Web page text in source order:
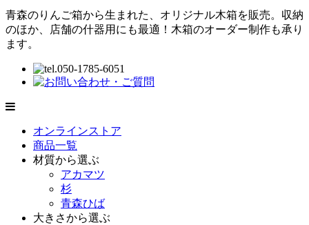
青森のりんご箱から生まれた、オリジナル木箱を販売。収納
のほか、店舗の什器用にも最適！木箱のオーダー制作も承り
ます。
オンラインストア
商品一覧
材質から選ぶ
アカマツ
杉
青森ひば
大きさから選ぶ